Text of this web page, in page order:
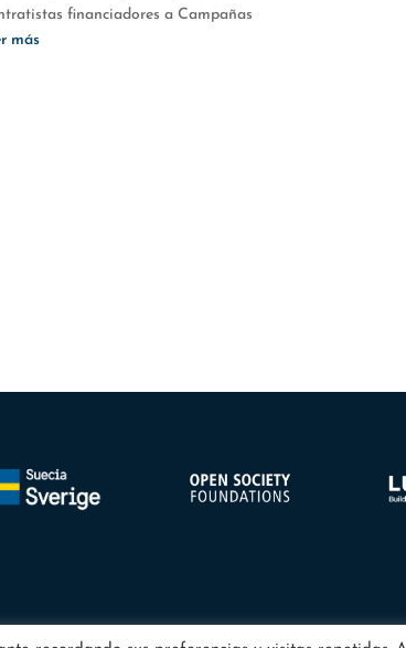
financiadores a Campañas
más